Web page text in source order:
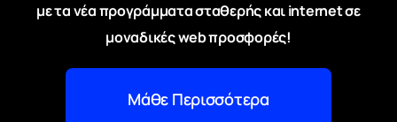
με τα νέα προγράμματα σταθερής και internet σε
μοναδικές web προσφορές!
Μάθε Περισσότερα